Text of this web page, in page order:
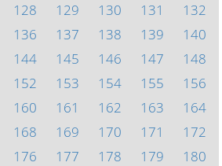
128 129 130 131
132
136 137 138 139
140
144 145 146 147
148
152 153 154 155
156
160 161 162 163
164
168 169 170 171
172
176 177 178 179
180